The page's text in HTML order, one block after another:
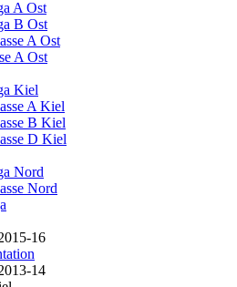
A Ost
B Ost
A Ost
A Ost
Kiel
A Kiel
B Kiel
D Kiel
Nord
Nord
16
14